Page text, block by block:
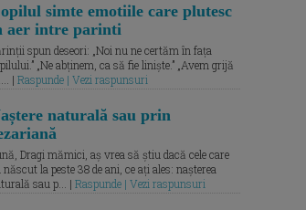
simte emotiile care plutesc
aer intre parinti
spun deseori: „Noi nu ne certăm în fața
„Ne abținem, ca să fie liniște.” „Avem grijă
| Raspunde | Vezi raspunsuri
naturală sau prin
Dragi mămici, aș vrea să știu dacă cele care
născut la peste 38 de ani, ce ați ales: nașterea
sau p... | Raspunde | Vezi raspunsuri